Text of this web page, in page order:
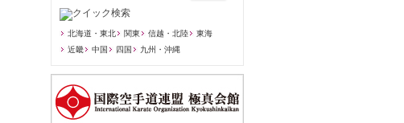
北海道・東北 関東 信越・北陸
東海
近畿
中国 四国 九州・沖縄